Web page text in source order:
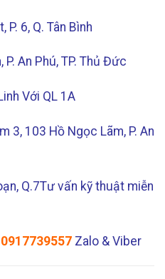
P. 6, Q. Tân Bình
An Phú, TP. Thủ Đức
Với QL 1A
3, 103 Hồ Ngọc Lãm, P. An
Q.7Tư vấn kỹ thuật miễn
0917739557 Zalo & Viber